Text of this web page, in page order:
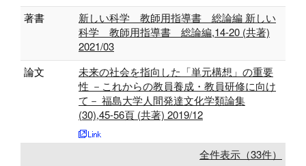
著書
新しい科学 教師用指導書 総論編 新しい
科学 教師用指導書 総論編,14-20 (共著)
2021/03
論文
未来の社会を指向した「単元構想」の重要
性 －これからの教員養成・教員研修に向け
て－ 福島大学人間発達文化学類論集
(30),45-56頁 (共著) 2019/12
全件表示（33件）